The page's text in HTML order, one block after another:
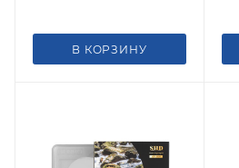
В КОРЗИНУ